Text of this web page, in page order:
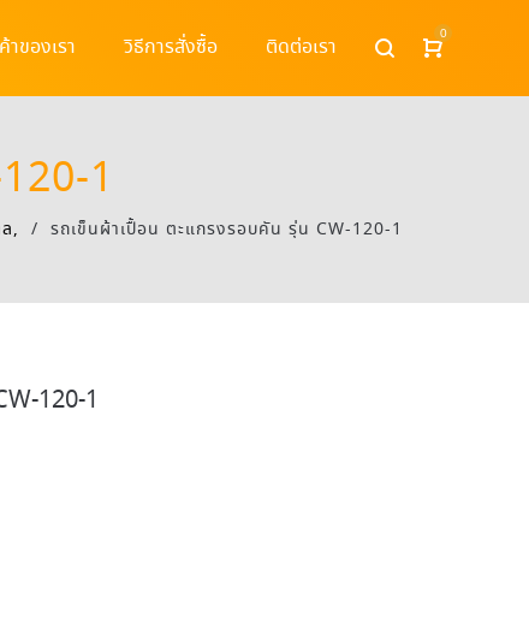
าของเรา วิธีการสั่งซื้อ ติดต่อเรา
0
1
, / รถเข็นผ้าเปื้อน ตะแกรงรอบคัน รุ่น CW-120-1
120-1